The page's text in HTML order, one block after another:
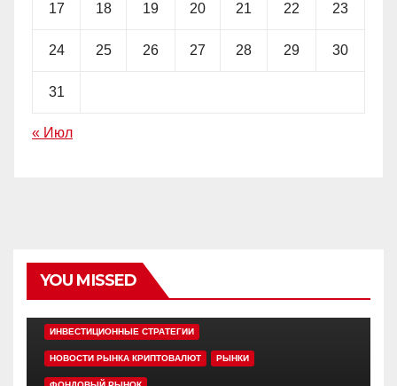
17 18 19 20 21 22 23
24 25 26 27 28 29 30
31
« Июл
YOU MISSED
ИНВЕСТИЦИОННЫЕ СТРАТЕГИИ
НОВОСТИ РЫНКА КРИПТОВАЛЮТ РЫНКИ